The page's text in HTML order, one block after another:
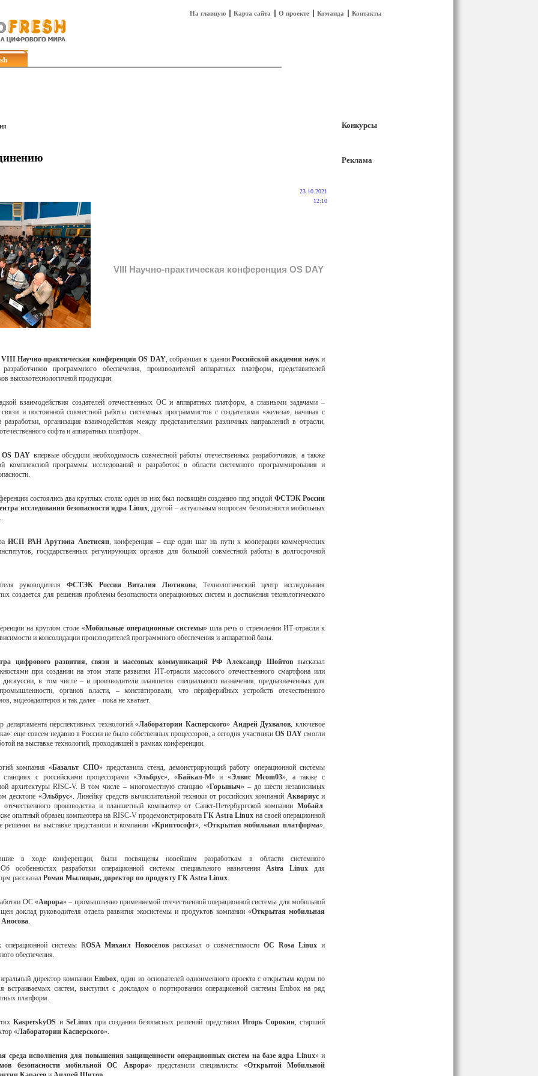
На главную Карта сайта О проекте Команда Контакты
VIII Научно-практическая конференция OS DAY
23.10.2021
12:10
VIII Научно-практическая конференция OS DAY, собравшая в здании Российской академии науки
программного обеспечения, производителей аппаратных платформ, представителей
высокотехнологичной продукции.
взаимодействия создателей отечественных ОС и аппаратных платформ, а главными задачами –
и постоянной совместной работы системных программистов с создателями «железа», начиная с
организация взаимодействия между представителями различных направлений в отрасли,
софта и аппаратных платформ.
OS DAY впервые обсудили необходимость совместной работы отечественных разработчиков, а также
комплексной программы исследований и разработок в области системного программирования и
состоялись два круглых стола: один из них был посвящён созданию под эгидой ФСТЭК России
исследования безопасности ядра Linux, другой – актуальным вопросам безопасности мобильных
ИСП РАН Арутюна Аветисян, конференция – еще один шаг на пути к кооперации коммерческих
государственных регулирующих органов для большой совместной работы в долгосрочной
руководителяФСТЭК России Виталия Лютикова, Технологический центр исследования
создается для решения проблемы безопасности операционных систем и достижения технологического
на круглом столе «Мобильные операционные системы» шла речь о стремлении ИТ-отрасли к
и консолидации производителей программного обеспечения и аппаратной базы.
цифрового развития, связи и массовых коммуникаций РФ Александр Шойтоввысказал
при создании на этом этапе развития ИТ-отрасли массового отечественного смартфона или
в том числе – и производители планшетов специального назначения, предназначенных для
органов власти, – констатировали, что периферийных устройств отечественного
видеоадаптеров и так далее – пока не хватает.
департамента перспективных технологий «Лаборатории Касперского» Андрей Духвалов, ключевое
еще совсем недавно в России не было собственных процессоров, а сегодня участники OS DAYсмогли
на выставке технологий, проходившей в рамках конференции.
компания «Базальт СПО» представила стенд, демонстрирующий работу операционной системы
с российскими процессорами «Эльбрус», «Байкал-М» и «Элвис Mcom03», а также с
архитектуры RISC-V. В том числе – многоместную станцию «Горыныч» – до шести независимых
десктопе «Эльбрус». Линейку средств вычислительной техники от российских компаний Аквариуси
отечественного производства и планшетный компьютер от Санкт-Петербургской компании Мобайл
опытный образец компьютера на RISC-V продемонстрировалаГК Astra Linux на своей операционной
решения на выставке представили и компании«Криптософт», «Открытая мобильная платформа»,
в ходе конференции, были посвящены новейшим разработкам в области системного
особенностях разработки операционной системы специального назначенияAstra Linux для
рассказал Роман Мылицын, директор по продукту ГК Astra Linux.
ОС «Аврора» – промышленно применяемой отечественной операционной системы для мобильной
доклад руководителя отдела развития экосистемы и продуктов компании «Открытая мобильная
.
операционной системы ROSA Михаил Новоселов рассказал о совместимости ОС Rosa Linux и
обеспечения.
директор компанииEmbox, один из основателей одноименного проекта с открытым кодом по
систем, выступил с докладом о портировании операционной системы Embox на ряд
платформ.
KasperskyOS и SeLinuxпри создании безопасных решений представил Игорь Сорокин, старший
«Лаборатории Касперского».
среда исполнения для повышения защищенности операционных систем на базе ядра Linux» и
безопасности мобильной ОС Аврора» представили специалисты «Открытой Мобильной
Конкурсы
Реклама